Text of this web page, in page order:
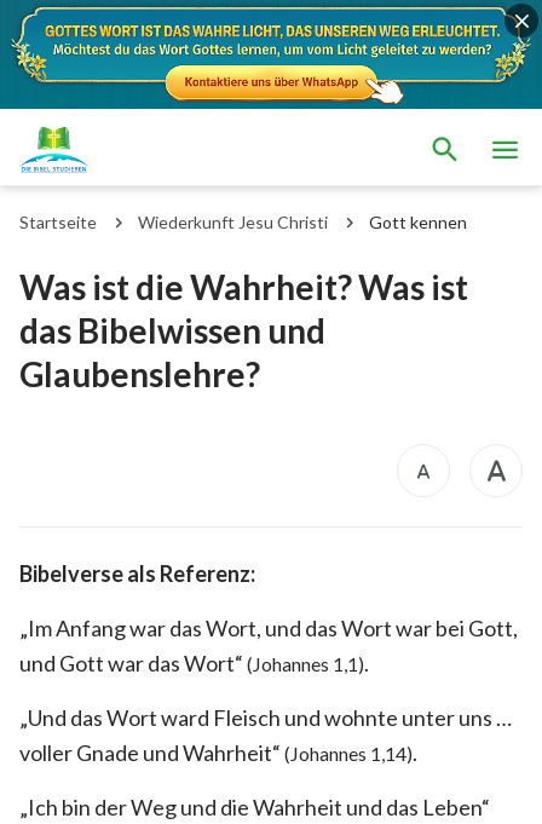
Startseite Wiederkunft Jesu Christi Gott kennen
Was ist die Wahrheit? Was ist
das Bibelwissen und
Glaubenslehre?
Bibelverse als Referenz:
„Im Anfang war das Wort, und das Wort war bei Gott,
und Gott war das Wort“ (Johannes 1,1).
„Und das Wort ward Fleisch und wohnte unter uns …
voller Gnade und Wahrheit“ (Johannes 1,14).
„Ich bin der Weg und die Wahrheit und das Leben“